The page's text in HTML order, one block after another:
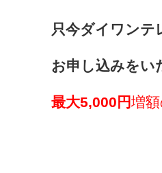
只今ダイワンテ
お申し込みをい
最大5,000円増